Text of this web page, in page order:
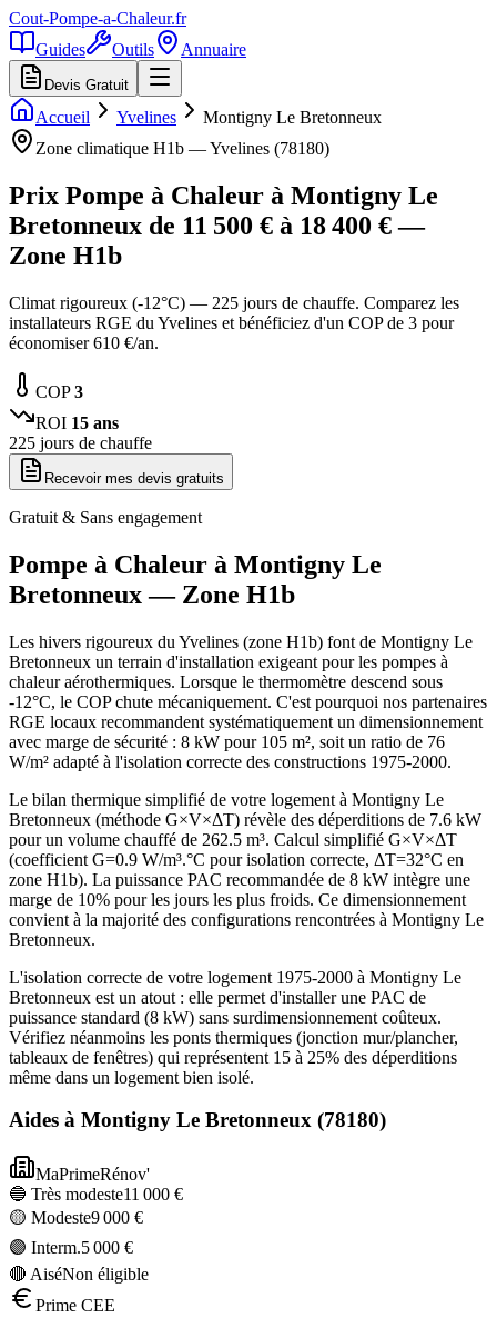
Cout-Pompe-a-Chaleur.fr
Guides
Outils Annuaire
Devis Gratuit
Accueil Yvelines
Montigny Le Bretonneux
Zone climatique H1b —Yvelines (78180)
Prix Pompe à Chaleur à Montigny Le
Bretonneux de 11 500 € à 18 400 € —
Zone H1b
Climat rigoureux (-12°C) — 225 jours de chauffe. Comparez les
installateurs RGE du Yvelines et bénéficiez d'un COP de 3 pour
économiser 610 €/an.
COP3
ROI 15 ans
225 jours de chauffe
Recevoir mes devis gratuits
Gratuit & Sans engagement
Pompe à Chaleur à Montigny Le
Bretonneux— Zone H1b
Les hivers rigoureux du Yvelines (zone H1b) font de Montigny Le
Bretonneux un terrain d'installation exigeant pour les pompes à
chaleur aérothermiques. Lorsque le thermomètre descend sous
-12°C, le COP chute mécaniquement. C'est pourquoi nos partenaires
RGE locaux recommandent systématiquement un dimensionnement
avec marge de sécurité : 8 kW pour 105 m², soit un ratio de 76
W/m² adapté à l'isolation correcte des constructions 1975-2000.
Le bilan thermique simplifié de votre logement à Montigny Le
Bretonneux (méthode G×V×ΔT) révèle des déperditions de 7.6 kW
pour un volume chauffé de 262.5 m³. Calcul simplifié G×V×ΔT
(coefficient G=0.9 W/m³.°C pour isolation correcte, ΔT=32°C en
zone H1b). La puissance PAC recommandée de 8 kW intègre une
marge de 10% pour les jours les plus froids. Ce dimensionnement
convient à la majorité des configurations rencontrées à Montigny Le
Bretonneux.
L'isolation correcte de votre logement 1975-2000 à Montigny Le
Bretonneux est un atout : elle permet d'installer une PAC de
puissance standard (8 kW) sans surdimensionnement coûteux.
Vérifiez néanmoins les ponts thermiques (jonction mur/plancher,
tableaux de fenêtres) qui représentent 15 à 25% des déperditions
même dans un logement bien isolé.
Aides à Montigny Le Bretonneux (78180)
MaPrimeRénov'
🔵 Très modeste11 000 €
🟡 Modeste9 000 €
🟣 Interm.5 000 €
🔴 AiséNon éligible
Prime CEE